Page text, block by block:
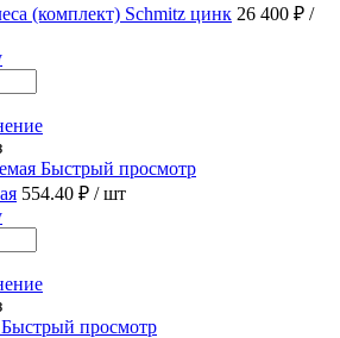
(комплект) Schmitz цинк 26 400 ₽ /
Быстрый просмотр
554.40 ₽ / шт
Быстрый просмотр